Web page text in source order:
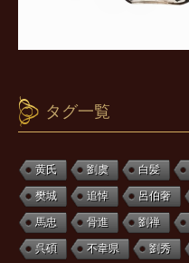
タグ一覧
黄氏 劉虞 白髪
樊城 追悼 呂伯奢
馬忠 骨進 劉禅
呉碩 不韋県 劉秀